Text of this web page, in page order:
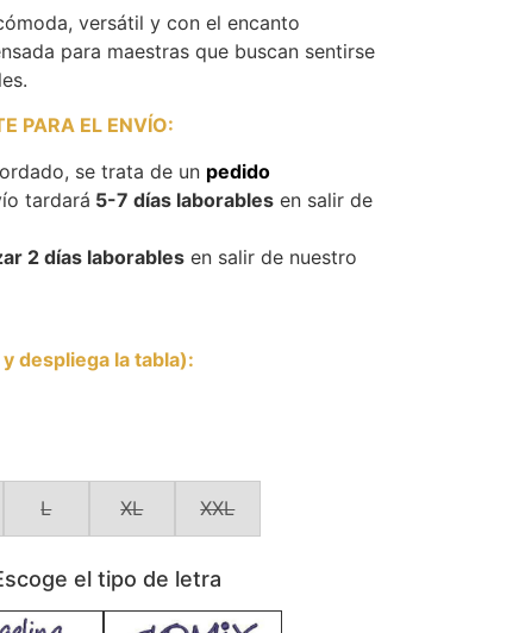
versátil y con el encanto
para maestras que buscan sentirse
PARA EL ENVÍO:
se trata de un pedido
tardará 5-7 días laborablesen salir de
2 días laborablesen salir de nuestro
despliega la tabla):
L XL XXL
el tipo de letra